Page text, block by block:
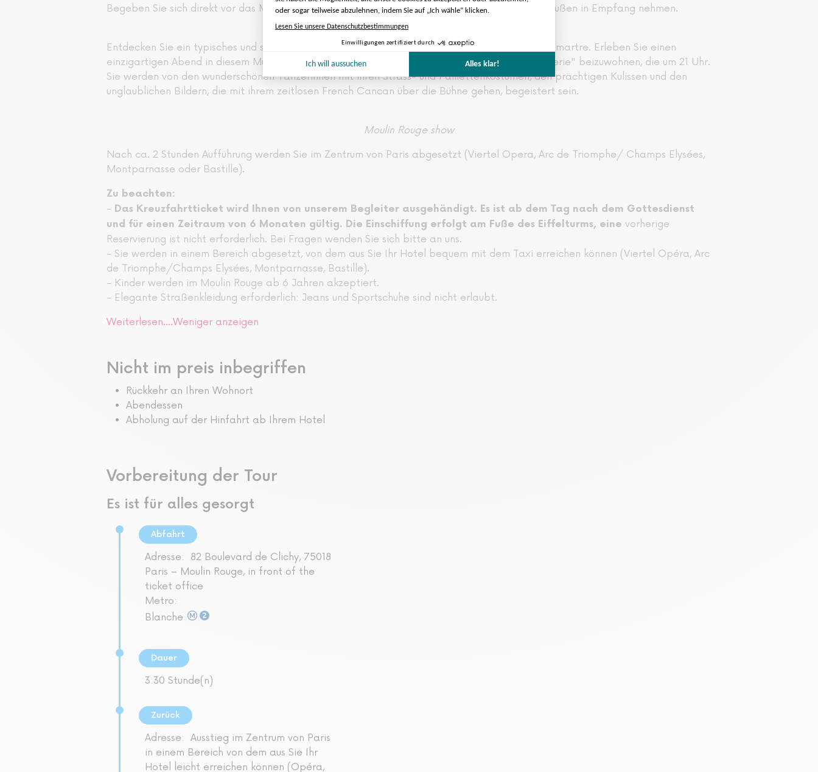
Begeben Sie sich direkt vor das Moulin Rouge. Unser Vertreter von Paris CityVision wird Sie draußen in Empfang nehmen.
Entdecken Sie ein typisches und sehr lebendiges Pariser Nachtleben am Fuße des Hügels Montmartre. Erleben Sie einen
einzigartigen Abend in diesem Music-Hall-Tempel, um der zweiten Show des Moulin Rouge "Féerie" beizuwohnen, die um 21 Uhr.
Sie werden von den wunderschönen Tänzerinnen mit ihren Strass- und Paillettenkostümen, den prächtigen Kulissen und den
unglaublichen Bildern, die mit ihrem zeitlosen French Cancan über die Bühne gehen, begeistert sein.
Moulin Rouge show
Nach ca. 2 Stunden Aufführung werden Sie im Zentrum von Paris abgesetzt (Viertel Opera, Arc de Triomphe/ Champs Elysées,
Montparnasse oder Bastille).
Zu beachten:
- Das Kreuzfahrtticket wird Ihnen von unserem Begleiter ausgehändigt. Es ist ab dem Tag nach dem Gottesdienst
und für einen Zeitraum von 6 Monaten gültig. Die Einschiffung erfolgt am Fuße des Eiffelturms, eine vorherige
Reservierung ist nicht erforderlich. Bei Fragen wenden Sie sich bitte an uns.
- Sie werden in einem Bereich abgesetzt, von dem aus Sie Ihr Hotel bequem mit dem Taxi erreichen können (Viertel Opéra, Arc
de Triomphe/Champs Elysées, Montparnasse, Bastille).
- Kinder werden im Moulin Rouge ab 6 Jahren akzeptiert.
- Elegante Straßenkleidung erforderlich: Jeans und Sportschuhe sind nicht erlaubt.
Weiterlesen....Weniger anzeigen
Nicht im preis inbegriffen
Rückkehr an Ihren Wohnort
Abendessen
Abholung auf der Hinfahrt ab Ihrem Hotel
Vorbereitung der Tour
Es ist für alles gesorgt
Abfahrt
Adresse:
82 Boulevard de Clichy, 75018
Paris – Moulin Rouge, in front of the
ticket office
Metro:
Blanche
Dauer
3:30 Stunde(n)
Zurück
Adresse:
Ausstieg im Zentrum von Paris
in einem Bereich von dem aus Sie Ihr
Hotel leicht erreichen können (Opéra,